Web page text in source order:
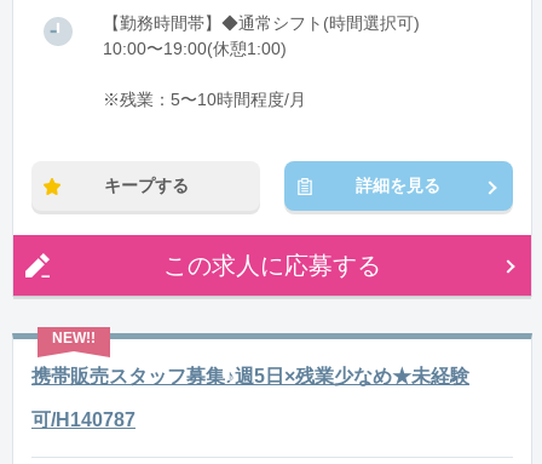
【勤務時間帯】◆通常シフト(時間選択可)
10:00〜19:00(休憩1:00)
※残業：5〜10時間程度/月
キープする 詳細を見る
この求人に応募する
携帯販売スタッフ募集♪週5日×残業少なめ★未経験
可/H140787